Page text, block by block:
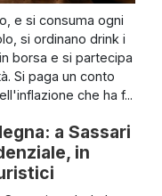
e si consuma ogni
si ordinano drink i
borsa e si partecipa
Si paga un conto
che ha f...
a Sassari
in